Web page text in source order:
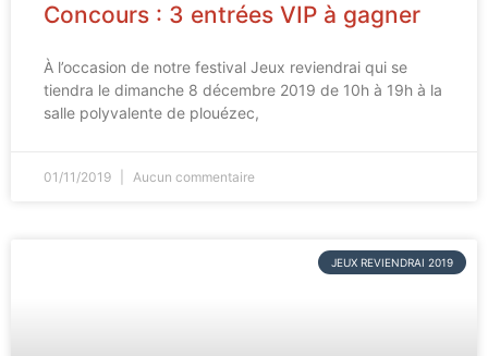
Concours : 3 entrées VIP à gagner
À l’occasion de notre festival Jeux reviendrai qui se
tiendra le dimanche 8 décembre 2019 de 10h à 19h à la
salle polyvalente de plouézec,
01/11/2019 Aucun commentaire
JEUX REVIENDRAI 2019